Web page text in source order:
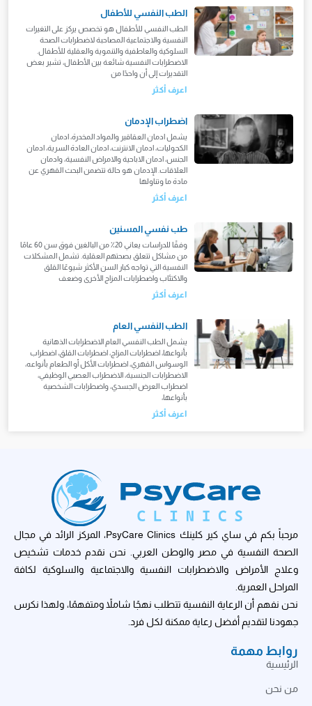
الطب النفسي للأطفال
الطب النفسي للأطفال هو تخصص يركز على التغيرات
النفسية والاجتماعية المصاحبة لاضطرابات الصحة
السلوكية والعاطفية والتنموية والعقلية للأطفال.
الاضطرابات النفسية شائعة بين الأطفال، تشير بعض
التقديرات إلى أن واحدًا من
اعرف أكثر
اضطراب الإدمان
يشمل ادمان العقاقير والمواد المخدرة، ادمان
الكحوليات، ادمان الانترنت، ادمان العادة السرية، ادمان
الجنس، ادمان الاباحية والامراض النفسية، وادمان
العلاقات. الإدمان هو حالة تتضمن البحث القهري عن
مادة ما وتناولها
اعرف أكثر
طب نفسي المسنين
وفقًا للدراسات يعاني 20٪ من البالغين فوق سن 60 عامًا
من مشاكل تتعلق بصحتهم العقلية. تشمل المشكلات
النفسية التي تواجه كبار السن الأكثر شيوعًا القلق
والاكتئاب واضطرابات المزاج الأخرى وضعف
اعرف أكثر
الطب النفسي العام
يشمل الطب النفسي العام الاضطرابات الذهانية
بأنواعها، اضطرابات المزاج، اضطرابات القلق، اضطراب
الوسواس القهري، اضطرابات الأكل أو الطعام بأنواعه،
الاضطرابات الجنسية، الاضطراب العصبي الوظيفي،
اضطراب العرض الجسدي، واضطرابات الشخصية
بأنواعها،
اعرف أكثر
مرحباً بكم في ساي كير كلينك PsyCare Clinics، المركز الرائد في مجال
الصحة النفسية في مصر والوطن العربي. نحن نقدم خدمات تشخيص
وعلاج الأمراض والاضطرابات النفسية والاجتماعية والسلوكية لكافة
المراحل العمرية.
نحن نفهم أن الرعاية النفسية تتطلب نهجًا شاملاً ومتفهمًا، ولهذا نكرس
جهودنا لتقديم أفضل رعاية ممكنة لكل فرد.
روابط مهمة
الرئيسية
من نحن